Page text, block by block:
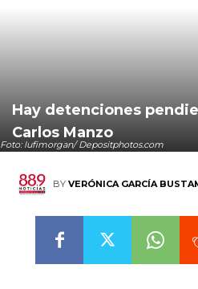
Foto: lufimorgan/ Depositphotos.com
Hay detenciones
Carlos Manzo
BY VERÓNICA GARCÍA